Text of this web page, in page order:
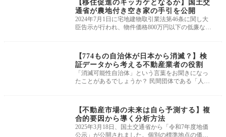
【移住促進のキッカケとなるか】国土交
通省が農地付き空き家の手引を公開
2024年7月1日に宅地建物取引業法第46条に関し大
臣告示が行われ、物件価格800万円以下の低廉な空
【774もの自治体が日本から消滅？】検
証データから考える不動産業者の役割
「消滅可能性自治体」という言葉をお聞きになっ
たことがあるでしょうか？ 民間団体である「人口
【不動産市場の未来は自ら予測する】複
合的要因から導く分析方法
2025年3月18日、国土交通省から「令和7年度地価
公示」が公開されました。個別の標準地点の価格